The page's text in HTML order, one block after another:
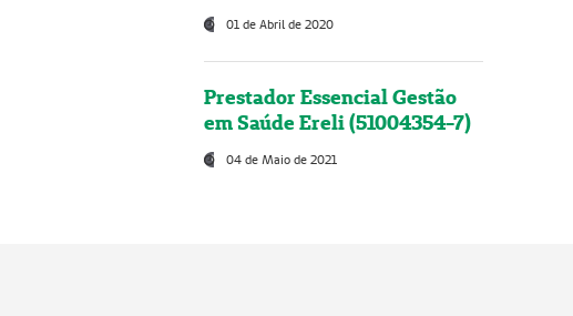
01 de Abril de 2020
Prestador Essencial Gestão
em Saúde Ereli (51004354-7)
04 de Maio de 2021